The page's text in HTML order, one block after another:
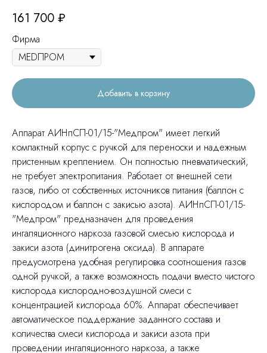
161 700 ₽
Фирма
Добавить в корзину
Аппарат АИНпСП-01/15-"Медпром" имеет легкий
компактный корпус с ручкой для переноски и надежным
пристенным креплением. Он полностью пневматический,
не требует электропитания. Работает от внешней сети
газов, либо от собственных источников питания (баллон с
кислородом и баллон с закисью азота). АИНпСП-01/15-
"Медпром" предназначен для проведения
ингаляционного наркоза газовой смесью кислорода и
закиси азота (динитрогена оксида). В аппарате
предусмотрена удобная регулировка соотношения газов
одной ручкой, а также возможность подачи вместо чистого
кислорода кислородно-воздушной смеси с
концентрацией кислорода 60%. Аппарат обеспечивает
автоматическое поддержание заданного состава и
количества смеси кислорода и закиси азота при
проведении ингаляционного наркоза, а также